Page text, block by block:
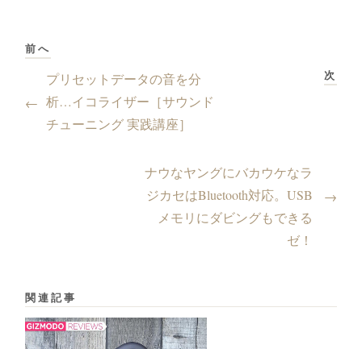
前へ
←
プリセットデータの音を分
析…イコライザー［サウンド
チューニング 実践講座］
次
ナウなヤングにバカウケなラ
ジカセはBluetooth対応。USB
メモリにダビングもできる
ゼ！
→
関連記事